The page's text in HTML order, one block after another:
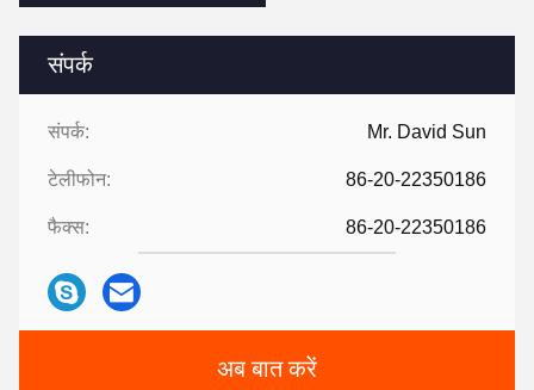
संपर्क
संपर्क: Mr. David Sun
टेलीफोन: 86-20-22350186
फैक्स: 86-20-22350186
अब बात करें